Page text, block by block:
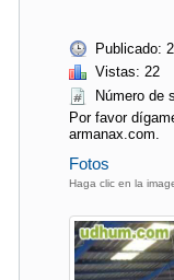
Publicado:
Vistas: 22
Número de
Por favor
armanax.com.
Fotos
Haga clic en la